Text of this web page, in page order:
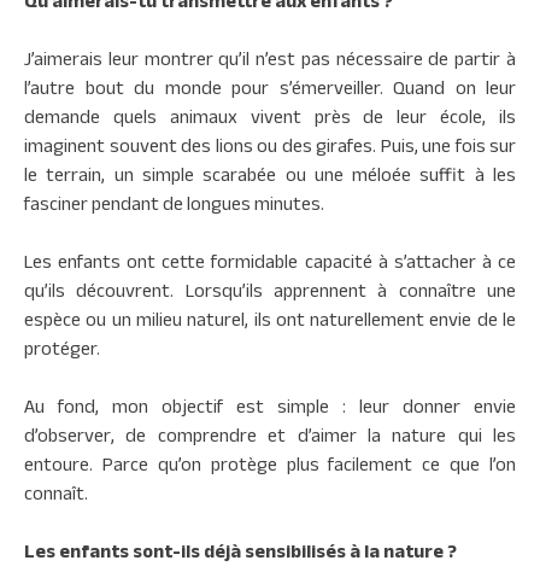
J’aimerais leur montrer qu’il n’est pas nécessaire de partir à
l’autre bout du monde pour s’émerveiller. Quand on leur
demande quels animaux vivent près de leur école, ils
imaginent souvent des lions ou des girafes. Puis, une fois sur
le terrain, un simple scarabée ou une méloée suffit à les
fasciner pendant de longues minutes.
Les enfants ont cette formidable capacité à s’attacher à ce
qu’ils découvrent. Lorsqu’ils apprennent à connaître une
espèce ou un milieu naturel, ils ont naturellement envie de le
protéger.
Au fond, mon objectif est simple : leur donner envie
d’observer, de comprendre et d’aimer la nature qui les
entoure. Parce qu’on protège plus facilement ce que l’on
connaît.
Les enfants sont-ils déjà sensibilisés à la nature ?